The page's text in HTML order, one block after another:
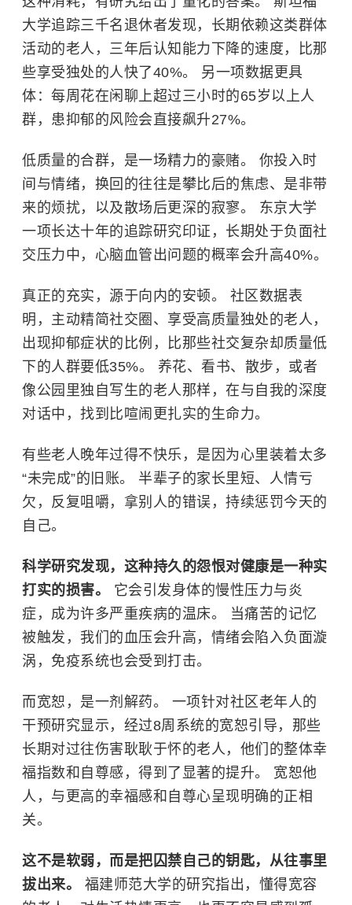
大学追踪三千名退休者发现，长期依赖这类群体
活动的老人，三年后认知能力下降的速度，比那
些享受独处的人快了40%。 另一项数据更具
体：每周花在闲聊上超过三小时的65岁以上人
群，患抑郁的风险会直接飙升27%。
低质量的合群，是一场精力的豪赌。 你投入时
间与情绪，换回的往往是攀比后的焦虑、是非带
来的烦扰，以及散场后更深的寂寥。 东京大学
一项长达十年的追踪研究印证，长期处于负面社
交压力中，心脑血管出问题的概率会升高40%。
真正的充实，源于向内的安顿。 社区数据表
明，主动精简社交圈、享受高质量独处的老人，
出现抑郁症状的比例，比那些社交复杂却质量低
下的人群要低35%。 养花、看书、散步，或者
像公园里独自写生的老人那样，在与自我的深度
对话中，找到比喧闹更扎实的生命力。
有些老人晚年过得不快乐，是因为心里装着太多
“未完成”的旧账。 半辈子的家长里短、人情亏
欠，反复咀嚼，拿别人的错误，持续惩罚今天的
自己。
科学研究发现，这种持久的怨恨对健康是一种实
打实的损害。 它会引发身体的慢性压力与炎
症，成为许多严重疾病的温床。 当痛苦的记忆
被触发，我们的血压会升高，情绪会陷入负面漩
涡，免疫系统也会受到打击。
而宽恕，是一剂解药。 一项针对社区老年人的
干预研究显示，经过8周系统的宽恕引导，那些
长期对过往伤害耿耿于怀的老人，他们的整体幸
福指数和自尊感，得到了显著的提升。 宽恕他
人，与更高的幸福感和自尊心呈现明确的正相
关。
这不是软弱，而是把囚禁自己的钥匙，从往事里
拔出来。 福建师范大学 的研究指出，懂得宽容